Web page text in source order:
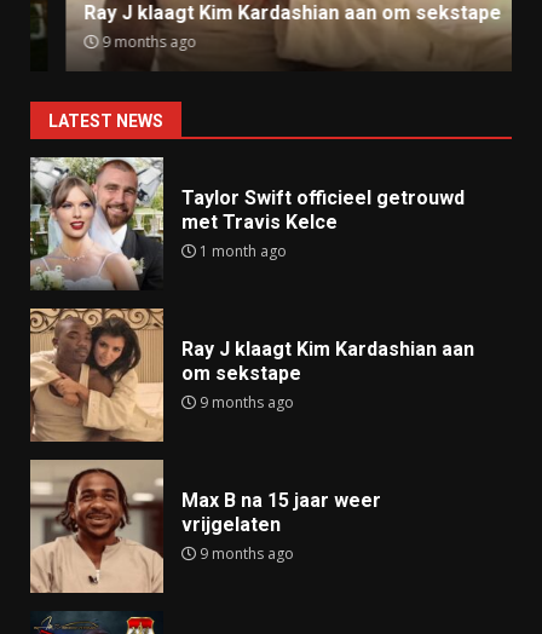
Ray J klaagt Kim Kardashian aan om sekstape
9 months ago
LATEST NEWS
Taylor Swift officieel getrouwd
met Travis Kelce
1 month ago
Ray J klaagt Kim Kardashian aan
om sekstape
9 months ago
Max B na 15 jaar weer
vrijgelaten
9 months ago